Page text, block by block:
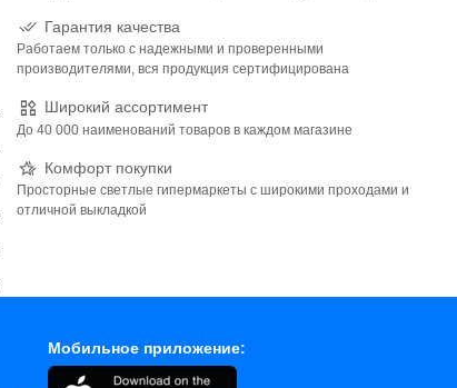
Гарантия качества
Работаем только с надежными и проверенными
производителями, вся продукция сертифицирована
Широкий ассортимент
До 40 000 наименований товаров в каждом магазине
Комфорт покупки
Просторные светлые гипермаркеты с широкими проходами и
отличной выкладкой
Мобильное приложение: